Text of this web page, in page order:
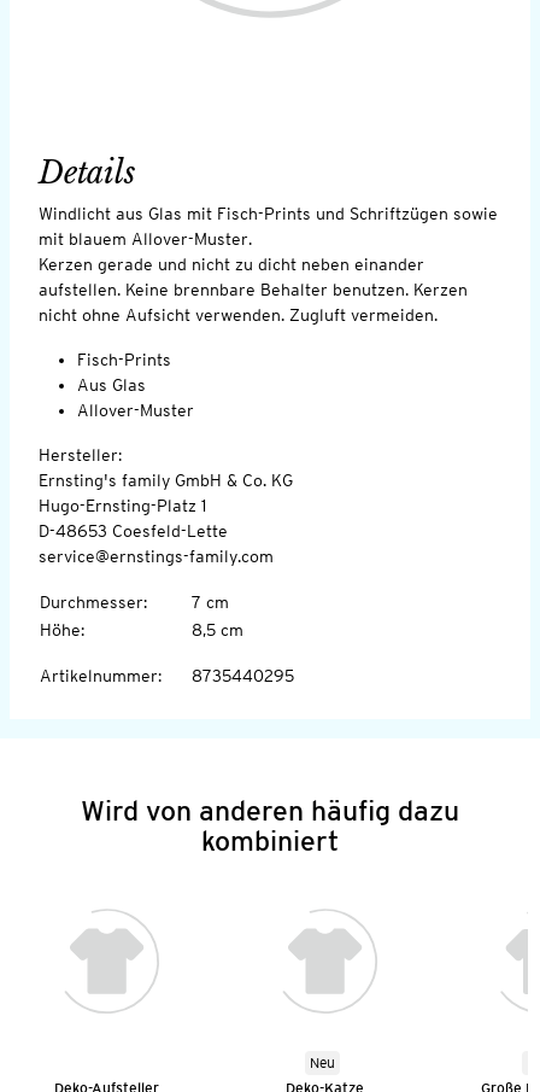
Details
Windlicht aus Glas mit Fisch-Prints und Schriftzügen sowie
mit blauem Allover-Muster.
Kerzen gerade und nicht zu dicht neben einander
aufstellen. Keine brennbare Behalter benutzen. Kerzen
nicht ohne Aufsicht verwenden. Zugluft vermeiden.
Fisch-Prints
Aus Glas
Allover-Muster
Hersteller:
Ernsting's family GmbH & Co. KG
Hugo-Ernsting-Platz 1
D-48653 Coesfeld-Lette
service@ernstings-family.com
Durchmesser:
7 cm
Höhe: 8,5 cm
Artikelnummer: 8735440295
Wird von anderen häufig dazu
kombiniert
Deko-Aufsteller
Neu
Deko-Katze
Große